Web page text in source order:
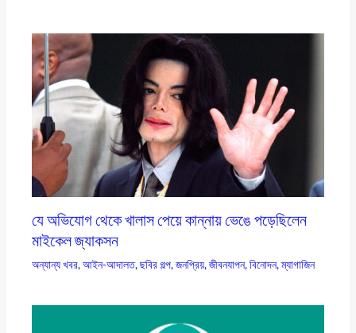
যে অভিযোগ থেকে খালাস পেয়ে কান্নায় ভেঙে পড়েছিলেন
মাইকেল জ্যাকসন
অন্যান্য খবর,আইন-আদালত,ছবির গল্প,জনপ্রিয়,জীবনযাপন,বিনোদন,ম্যাগাজিন